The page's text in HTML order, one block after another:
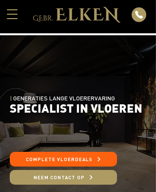
| GENERATIES LANGE VLOERERVARING
SPECIALIST IN VLOEREN
COMPLETE VLOERDEALS
NEEM CONTACT OP